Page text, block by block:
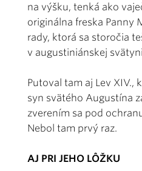
na výšku, tenká ako
originálna freska Panny
rady, ktorá sa storočia
v augustiniánskej
Putoval tam aj Lev XIV.,
syn svätého Augustína
zverením sa pod
Nebol tam prvý raz.
AJ PRI JEHO LÔŽKU